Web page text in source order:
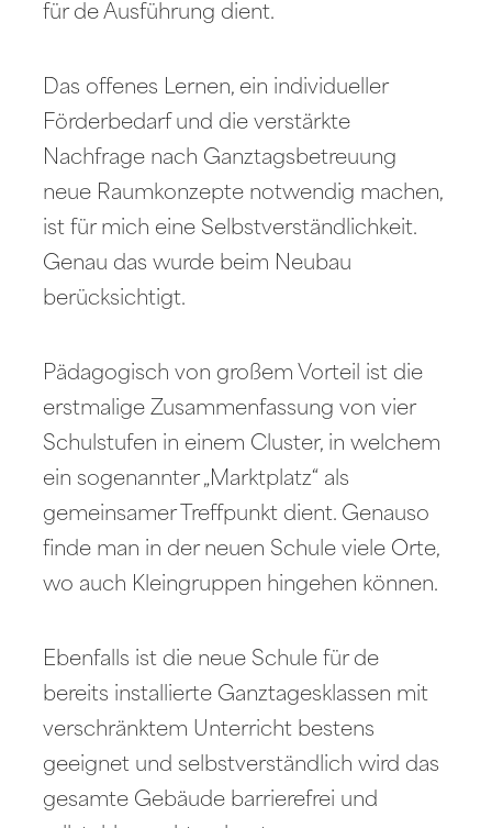
für de Ausführung dient.
Das offenes Lernen, ein individueller
Förderbedarf und die verstärkte
Nachfrage nach Ganztagsbetreuung
neue Raumkonzepte notwendig machen,
ist für mich eine Selbstverständlichkeit.
Genau das wurde beim Neubau
berücksichtigt.
Pädagogisch von großem Vorteil ist die
erstmalige Zusammenfassung von vier
Schulstufen in einem Cluster, in welchem
ein sogenannter „Marktplatz“ als
gemeinsamer Treffpunkt dient. Genauso
finde man in der neuen Schule viele Orte,
wo auch Kleingruppen hingehen können.
Ebenfalls ist die neue Schule für de
bereits installierte Ganztagesklassen mit
verschränktem Unterricht bestens
geeignet und selbstverständlich wird das
gesamte Gebäude barrierefrei und